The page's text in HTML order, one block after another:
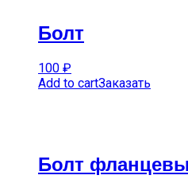
Болт
100 ₽
Add to cartЗаказать
Болт